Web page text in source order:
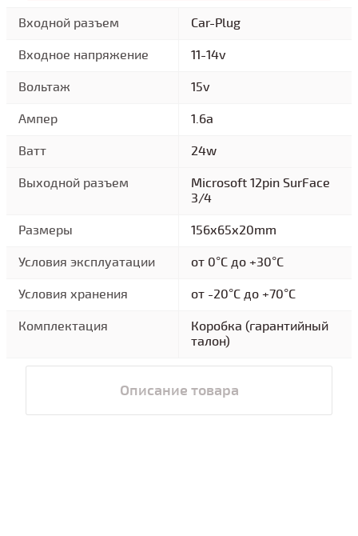
Входной разъем
Car-Plug
Входное напряжение
11-14v
Вольтаж
15v
Ампер
1.6a
Ватт
24w
Выходной разъем
Microsoft 12pin SurFace
3/4
Размеры
156x65x20mm
Условия эксплуатации
от 0°C до +30°C
Условия хранения
от -20°C до +70°C
Комплектация
Коробка (гарантийный
талон)
Описание товара